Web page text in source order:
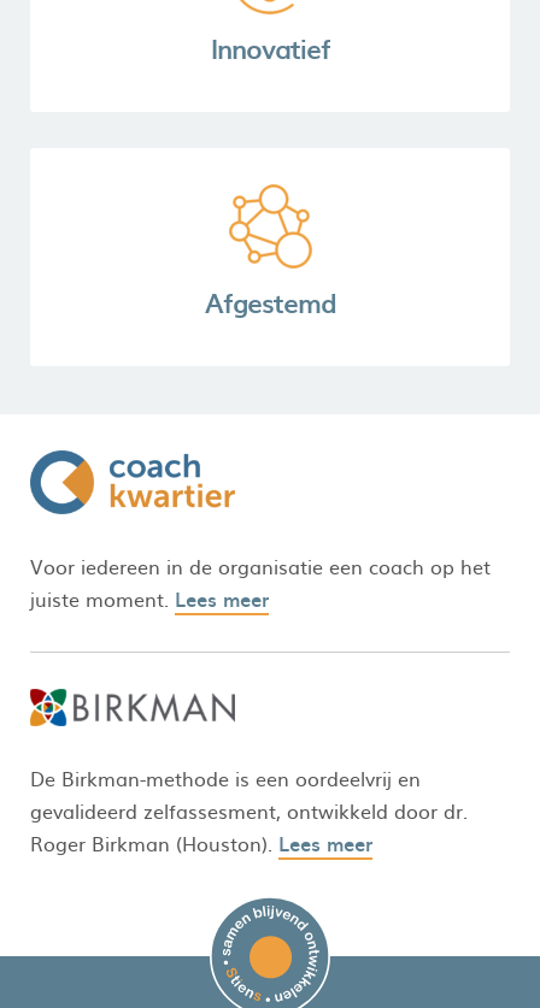
Innovatief
Afgestemd
Voor iedereen in de organisatie een coach op het
juiste moment. Lees meer
De Birkman-methode is een oordeelvrij en
gevalideerd zelfassesment, ontwikkeld door dr.
Roger Birkman (Houston). Lees meer